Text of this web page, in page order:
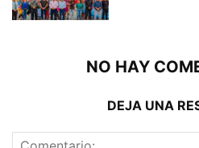
NO HAY
DEJA UNA